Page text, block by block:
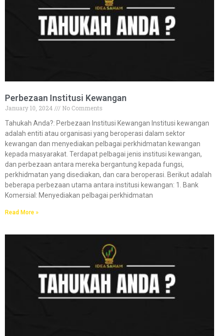
Perbezaan Institusi Kewangan​
January 10, 2024
No Comments
Tahukah Anda?:​​ Perbezaan Institusi Kewangan Institusi kewangan
adalah entiti atau organisasi yang beroperasi dalam sektor
kewangan dan menyediakan pelbagai perkhidmatan kewangan
kepada masyarakat. Terdapat pelbagai jenis institusi kewangan,
dan perbezaan antara mereka bergantung kepada fungsi,
perkhidmatan yang disediakan, dan cara beroperasi. Berikut adalah
beberapa perbezaan utama antara institusi kewangan: 1. Bank
Komersial: Menyediakan pelbagai perkhidmatan
Read More »